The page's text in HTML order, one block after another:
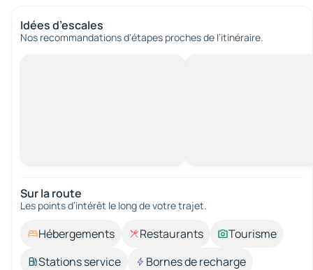
Idées d’escales
Nos recommandations d'étapes proches de l’itinéraire.
Sur la route
Les points d’intérêt le long de votre trajet.
Hébergements Restaurants
Tourisme
Stations service
Bornes de recharge